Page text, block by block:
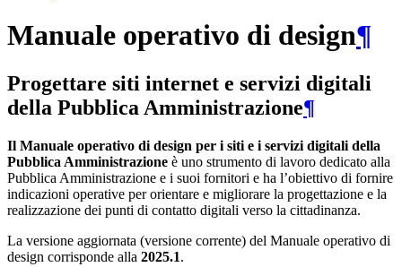
Manuale operativo di design¶
Progettare siti internet e servizi digitali
della Pubblica Amministrazione¶
Il Manuale operativo di design per i siti e i servizi digitali della
Pubblica Amministrazione è uno strumento di lavoro dedicato alla
Pubblica Amministrazione e i suoi fornitori e ha l’obiettivo di fornire
indicazioni operative per orientare e migliorare la progettazione e la
realizzazione dei punti di contatto digitali verso la cittadinanza.
La versione aggiornata (versione corrente) del Manuale operativo di
design corrisponde alla 2025.1.